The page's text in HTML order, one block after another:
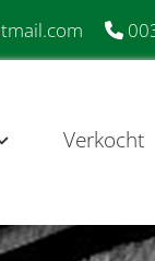

Verkocht